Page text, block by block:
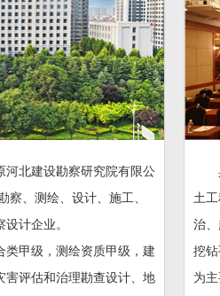
河北建设勘察研究院有限公
察、测绘、设计、施工、
计企业。
类甲级，测绘资质甲级，建
害评估和治理勘查设计、地
土
治
挖
为